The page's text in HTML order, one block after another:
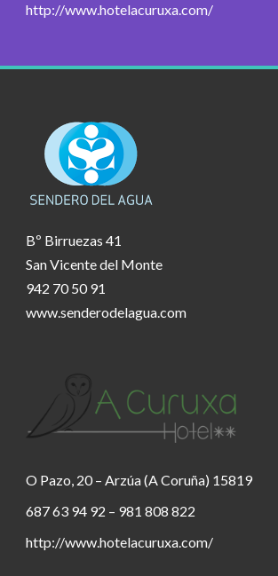
http://www.hotelacuruxa.com/
Bº Birruezas 41
San Vicente del Monte
942 70 50 91
www.senderodelagua.com
O Pazo, 20 – Arzúa (A Coruña) 15819
687 63 94 92 – 981 808 822
http://www.hotelacuruxa.com/